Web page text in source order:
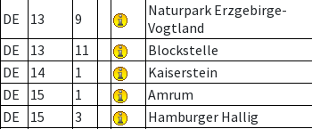
DE 13 9
Naturpark Erzgebirge-
Vogtland
DE
13 11 Blockstelle
DE
14 1 Kaiserstein
DE
15 1 Amrum
DE
15 3 Hamburger Hallig